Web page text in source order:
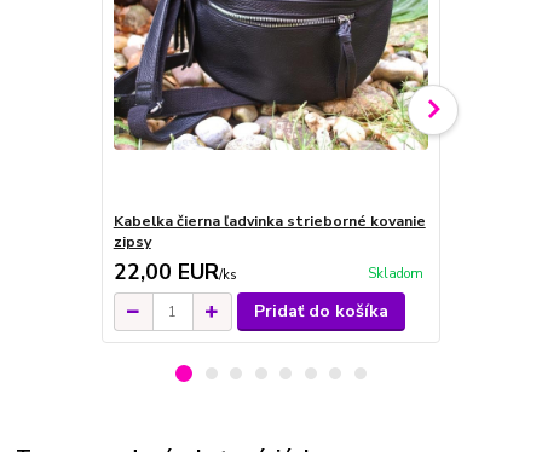
Kabelka čierna ľadvinka strieborné kovanie
zipsy
22,00 EUR/ks Skladom
Pridať do košíka